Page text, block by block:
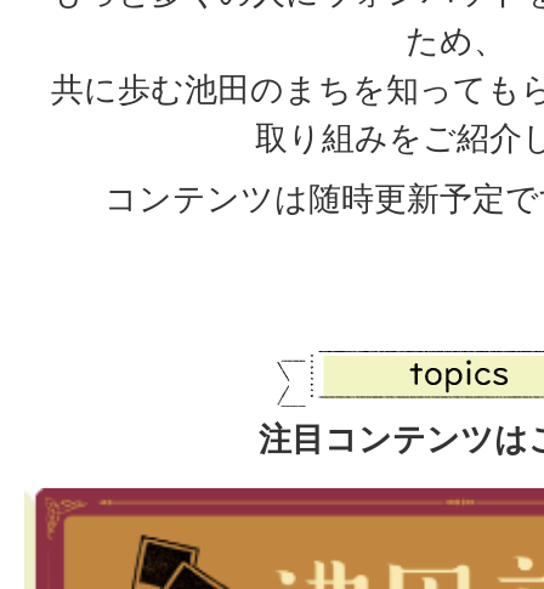
ため、
共に歩む池田のまちを知っても
取り組みをご紹介
コンテンツは随時更新予定
注目コンテンツは